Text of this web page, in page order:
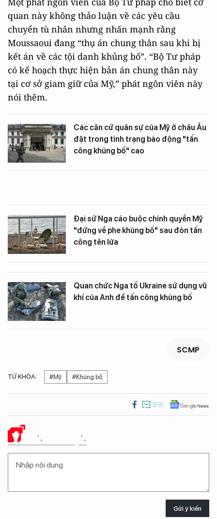
quan này không thảo luận về các yêu cầu
chuyển tù nhân nhưng nhấn mạnh rằng
Moussaoui đang “thụ án chung thân sau khi bị
kết án về các tội danh khủng bố”. “Bộ Tư pháp
có kế hoạch thực hiện bản án chung thân này
tại cơ sở giam giữ của Mỹ,” phát ngôn viên này
nói thêm.
Các căn cứ quân sự của Mỹ ở châu Âu
đặt trong tình trạng báo động "tấn
công khủng bố" cao
Đại sứ Nga cáo buộc chính quyền Mỹ
"đứng về phe khủng bố" sau đòn tấn
công tên lửa
Quan chức Nga tố Ukraine sử dụng vũ
khí của Anh để tấn công khủng bố
SCMP
TỪ KHÓA: #Mỹ #Khủng bố
Ý KIẾN CỦA BẠN
Gửi ý kiến